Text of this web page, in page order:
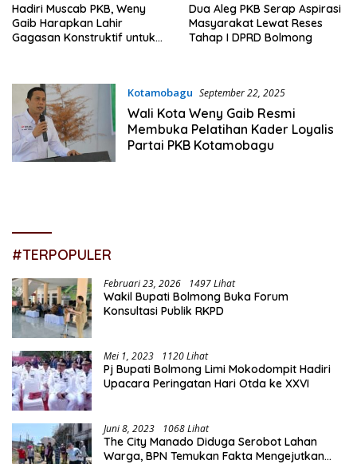
Hadiri Muscab PKB, Weny
Gaib Harapkan Lahir
Gagasan Konstruktif untuk
Dua Aleg PKB Serap Aspirasi
Masyarakat Lewat Reses
Tahap I DPRD Bolmong
Kotamobagu September 22, 2025
Wali Kota Weny Gaib Resmi
Membuka Pelatihan Kader Loyalis
Partai PKB Kotamobagu
#TERPOPULER
Februari 23, 2026 1497 Lihat
Wakil Bupati Bolmong Buka Forum
Konsultasi Publik RKPD
Mei 1, 2023 1120 Lihat
Pj Bupati Bolmong Limi Mokodompit Hadiri
Upacara Peringatan Hari Otda ke XXVI
Juni 8, 2023 1068 Lihat
The City Manado Diduga Serobot Lahan
Warga, BPN Temukan Fakta Mengejutkan